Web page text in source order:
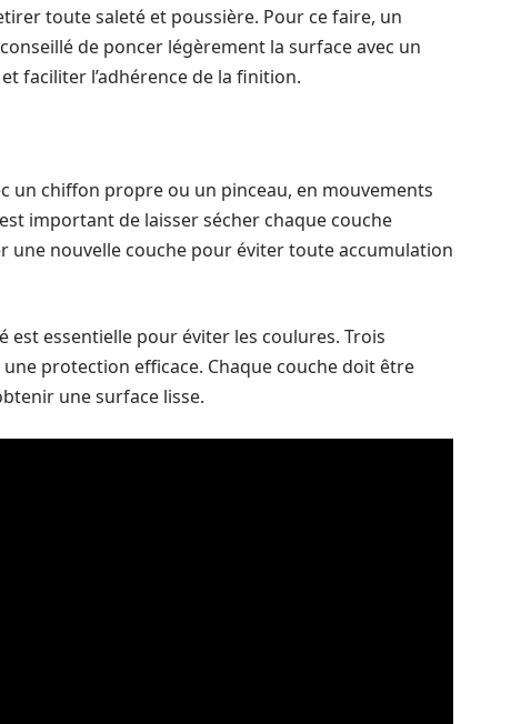
toute saleté et poussière. Pour ce faire, un
de poncer légèrement la surface avec un
faciliter l’adhérence de la finition.
un chiffon propre ou un pinceau, en mouvements
important de laisser sécher chaque couche
une nouvelle couche pour éviter toute accumulation
est essentielle pour éviter les coulures. Trois
protection efficace. Chaque couche doit être
une surface lisse.